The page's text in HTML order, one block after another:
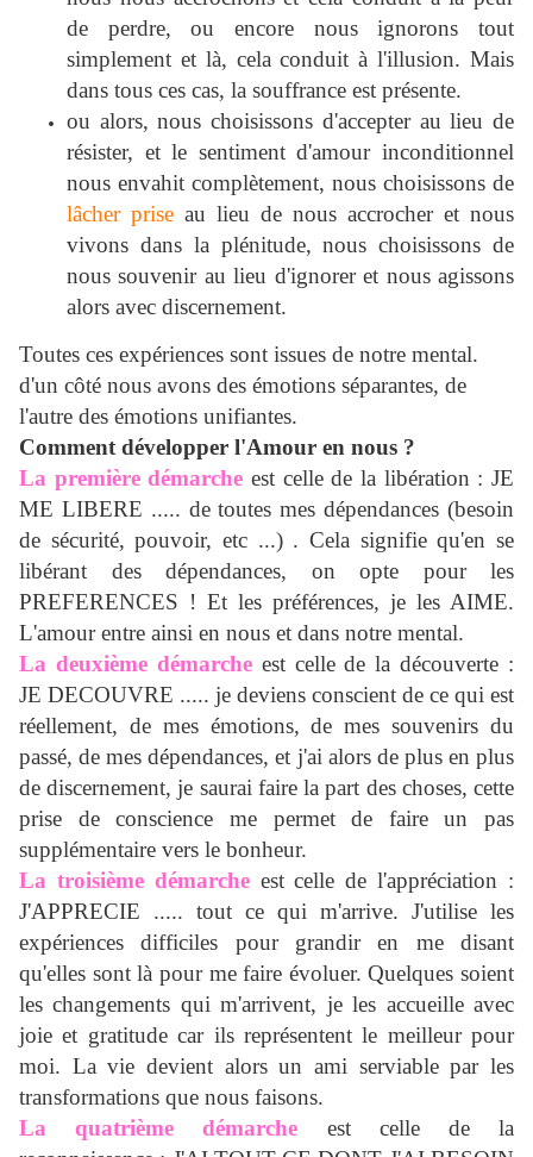
de perdre, ou encore nous ignorons tout
simplement et là, cela conduit à l'illusion. Mais
dans tous ces cas, la souffrance est présente.
ou alors, nous choisissons d'accepter au lieu de
résister, et le sentiment d'amour inconditionnel
nous envahit complètement, nous choisissons de
lâcher prise au lieu de nous accrocher et nous
vivons dans la plénitude, nous choisissons de
nous souvenir au lieu d'ignorer et nous agissons
alors avec discernement.
Toutes ces expériences sont issues de notre mental.
d'un côté nous avons des émotions séparantes, de
l'autre des émotions unifiantes.
Comment développer l'Amour en nous ?
La première démarche est celle de la libération : JE
ME LIBERE ..... de toutes mes dépendances (besoin
de sécurité, pouvoir, etc ...) . Cela signifie qu'en se
libérant des dépendances, on opte pour les
PREFERENCES ! Et les préférences, je les AIME.
L'amour entre ainsi en nous et dans notre mental.
La deuxième démarcheest celle de la découverte :
JE DECOUVRE ..... je deviens conscient de ce qui est
réellement, de mes émotions, de mes souvenirs du
passé, de mes dépendances, et j'ai alors de plus en plus
de discernement, je saurai faire la part des choses, cette
prise de conscience me permet de faire un pas
supplémentaire vers le bonheur.
La troisième démarcheest celle de l'appréciation :
J'APPRECIE ..... tout ce qui m'arrive. J'utilise les
expériences difficiles pour grandir en me disant
qu'elles sont là pour me faire évoluer. Quelques soient
les changements qui m'arrivent, je les accueille avec
joie et gratitude car ils représentent le meilleur pour
moi. La vie devient alors un ami serviable par les
transformations que nous faisons.
La quatrième démarche est celle de la